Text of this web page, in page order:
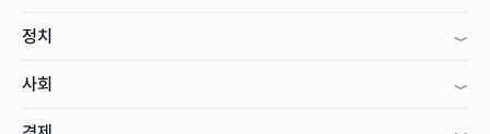
정치
사회